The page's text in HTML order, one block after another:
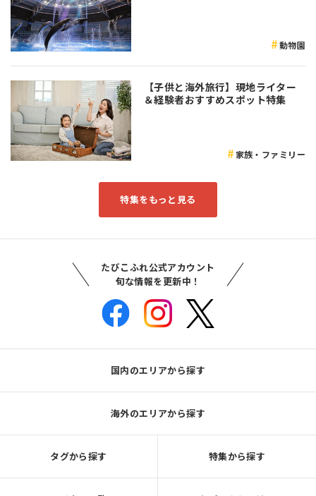
動物園
【子供と海外旅行】現地ライター
＆経験者おすすめスポット特集
家族・ファミリー
特集をもっと見る
たびこふれ公式アカウント
旬な情報を更新中！
国内のエリアから探す
海外のエリアから探す
タグから探す 特集から探す